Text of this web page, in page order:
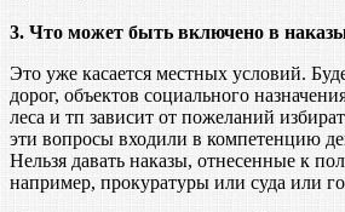
3. Что может быть включено в
Это уже касается местных условий.
дорог, объектов социального
леса и тп зависит от пожеланий
эти вопросы входили в компетенцию
Нельзя давать наказы, отнесенные к
например, прокуратуры или суда или